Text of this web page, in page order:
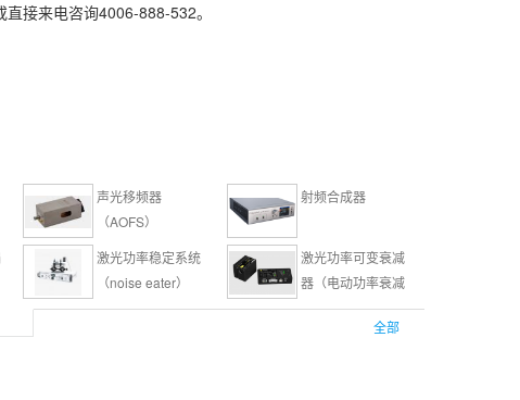
接来电咨询4006-888-532。
声光移频器
（AOFS）
射频合成器
激光功率稳定系统
（noise eater）
激光功率可变衰减
器（电动功率衰减
器）
大孔径/高功率光隔
全部